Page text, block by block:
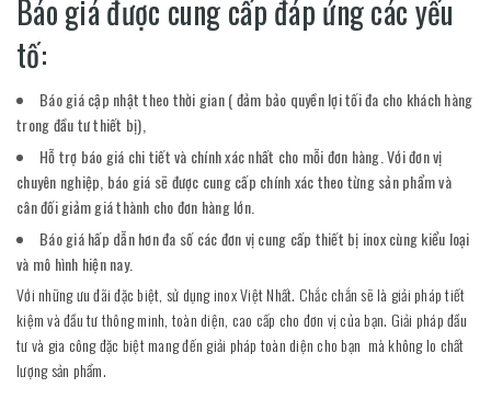
Báo giá được cung cấp đáp ứng các yếu
tố:
Báo giá cập nhật theo thời gian ( đảm bảo quyền lợi tối đa cho khách hàng
trong đầu tư thiết bị),
Hỗ trợ báo giá chi tiết và chính xác nhất cho mỗi đơn hàng. Với đơn vị
chuyên nghiệp, báo giá sẽ được cung cấp chính xác theo từng sản phẩm và
cân đối giảm giá thành cho đơn hàng lớn.
Báo giá hấp dẫn hơn đa số các đơn vị cung cấp thiết bị inox cùng kiểu loại
và mô hình hiện nay.
Với những ưu đãi đặc biệt, sử dụng inox Việt Nhất. Chắc chắn sẽ là giải pháp tiết
kiệm và đầu tư thông minh, toàn diện, cao cấp cho đơn vị của bạn. Giải pháp đầu
tư và gia công đặc biệt mang đến giải pháp toàn diện cho bạn mà không lo chất
lượng sản phẩm.